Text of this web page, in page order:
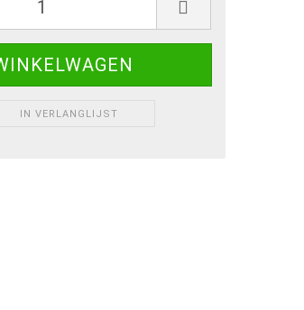
IN VERLANGLIJST